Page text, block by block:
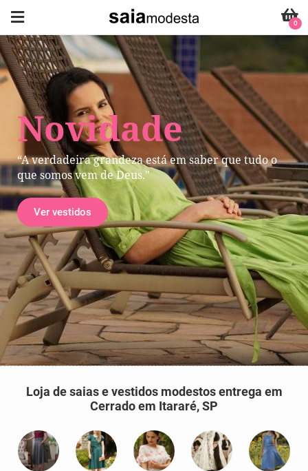
Novidade
“A verdadeira grandeza está em saber que tudo o
que somos vem de Deus."
Ver vestidos
0
Loja de saias e vestidos modestos entrega em
Cerrado em Itararé, SP